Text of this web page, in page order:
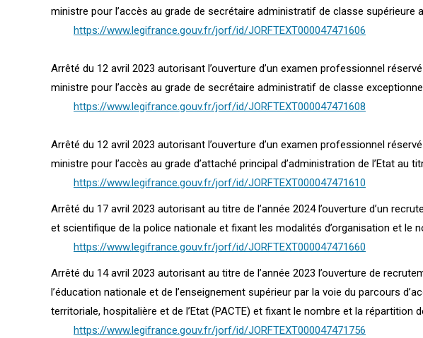
ministre pour l’accès au grade de secrétaire administratif de classe supérieure
https://www.legifrance.gouv.fr/jorf/id/JORFTEXT000047471606
Arrêté du 12 avril 2023 autorisant l’ouverture d’un examen professionnel
ministre pour l’accès au grade de secrétaire administratif de classe
https://www.legifrance.gouv.fr/jorf/id/JORFTEXT000047471608
Arrêté du 12 avril 2023 autorisant l’ouverture d’un examen professionnel
ministre pour l’accès au grade d’attaché principal d’administration de l’Etat au
https://www.legifrance.gouv.fr/jorf/id/JORFTEXT000047471610
Arrêté du 17 avril 2023 autorisant au titre de l’année 2024 l’ouverture d’un
et scientifique de la police nationale et fixant les modalités d’organisation et le
https://www.legifrance.gouv.fr/jorf/id/JORFTEXT000047471660
Arrêté du 14 avril 2023 autorisant au titre de l’année 2023 l’ouverture de
l’éducation nationale et de l’enseignement supérieur par la voie du parcours
territoriale, hospitalière et de l’Etat (PACTE) et fixant le nombre et la
https://www.legifrance.gouv.fr/jorf/id/JORFTEXT000047471756